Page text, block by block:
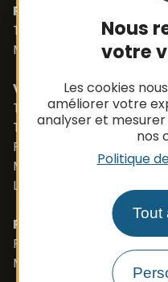
Nous
votre
Les cookies
améliorer votre
analyser et
nos
Politique
Tout
Pièces détachées
Tél. +33 (0)5 65 48 19 32
Mail :
Véhicules
Tél. +33 (0)5 65 48 05
Tél. +33 (0)5 65 48 37 97
Port. +33 (0)6 79 50 77
Mail :
Langues parlées :
PROSZE O KONTAKT-
Port. 0033 673 191 445
Mail :